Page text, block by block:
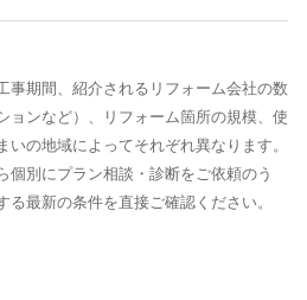
期間、紹介されるリフォーム会社の数
ョンなど）、リフォーム箇所の規模、使
の地域によってそれぞれ異なります。
個別にプラン相談・診断をご依頼のう
る最新の条件を直接ご確認ください。